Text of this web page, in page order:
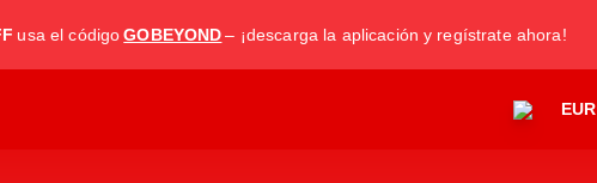
usa el código GOBEYOND – ¡descarga la aplicación y regístrate ahora!
EUR